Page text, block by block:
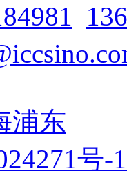
浦东
号-1